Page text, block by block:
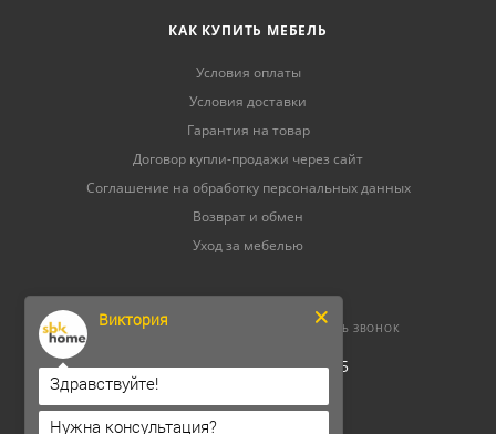
КАК КУПИТЬ МЕБЕЛЬ
Условия оплаты
Условия доставки
Гарантия на товар
Договор купли-продажи через сайт
Соглашение на обработку персональных данных
Возврат и обмен
Уход за мебелью
8 (800) 500-52-16 ЗАКАЗАТЬ ЗВОНОК
ОГРНИП 304264520800165
Виктория
Здравствуйте!
Нужна консультация?